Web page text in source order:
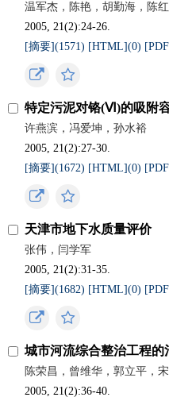
温军杰，陈艳，胡勤海，陈红
2005, 21(2):24-26.
[摘要](1571) [HTML](0)
特定污泥对铬(Ⅵ)的吸附
许燕滨，冯爱坤，孙水裕
2005, 21(2):27-30.
[摘要](1672) [HTML](0)
天津市地下水质量评价
张伟，闫学军
2005, 21(2):31-35.
[摘要](1682) [HTML](0)
城市河流综合整治工程的
陈荣昌，曾维华，郭立平，
2005, 21(2):36-40.